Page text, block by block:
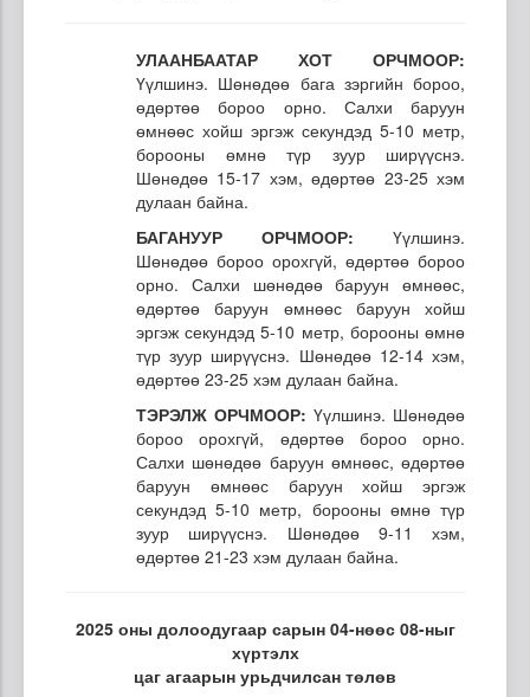
УЛААНБААТАР ХОТ ОРЧМООР:
Үүлшинэ. Шөнөдөө бага зэргийн бороо,
өдөртөө бороо орно. Салхи баруун
өмнөөс хойш эргэж секундэд 5-10 метр,
борооны өмнө түр зуур ширүүснэ.
Шөнөдөө 15-17 хэм, өдөртөө 23-25 хэм
дулаан байна.
БАГАНУУР ОРЧМООР: Үүлшинэ.
Шөнөдөө бороо орохгүй, өдөртөө бороо
орно. Салхи шөнөдөө баруун өмнөөс,
өдөртөө баруун өмнөөс баруун хойш
эргэж секундэд 5-10 метр, борооны өмнө
түр зуур ширүүснэ. Шөнөдөө 12-14 хэм,
өдөртөө 23-25 хэм дулаан байна.
ТЭРЭЛЖ ОРЧМООР: Үүлшинэ. Шөнөдөө
бороо орохгүй, өдөртөө бороо орно.
Салхи шөнөдөө баруун өмнөөс, өдөртөө
баруун өмнөөс баруун хойш эргэж
секундэд 5-10 метр, борооны өмнө түр
зуур ширүүснэ. Шөнөдөө 9-11 хэм,
өдөртөө 21-23 хэм дулаан байна.
2025 оны долоодугаар сарын 04-нөөс 08-ныг
хүртэлх
цаг агаарын урьдчилсан төлөв